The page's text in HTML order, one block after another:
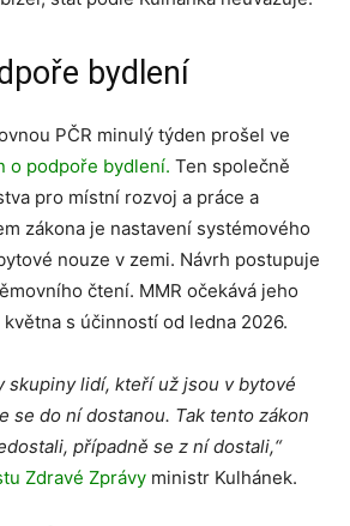
bydlení
PČR minulý týden prošel ve
o podpoře bydlení. Ten společně
pro místní rozvoj a práce a
zákona je nastavení systémového
nouze v zemi. Návrh postupuje
čtení. MMR očekává jeho
s účinností od ledna 2026.
skupiny lidí, kteří už jsou v bytové
se do ní dostanou. Tak tento zákon
případně se z ní dostali,“
Zdravé Zprávy ministr Kulhánek.